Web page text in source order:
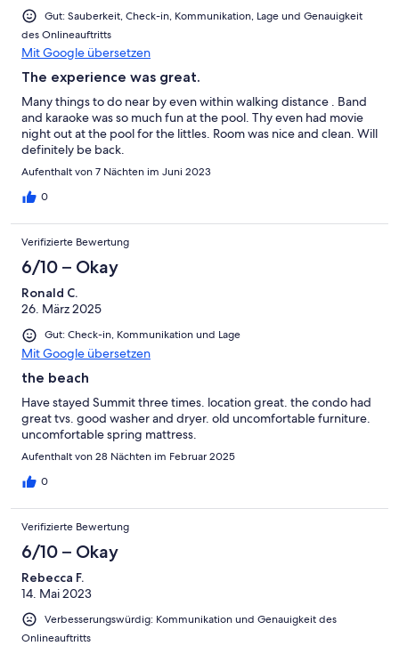
Gut: Sauberkeit, Check-in, Kommunikation, Lage und Genauigkeit
des Onlineauftritts
Mit Google übersetzen
The experience was great.
Many things to do near by even within walking distance . Band
and karaoke was so much fun at the pool. Thy even had movie
night out at the pool for the littles. Room was nice and clean. Will
definitely be back.
Aufenthalt von 7 Nächten im Juni 2023
0
Verifizierte Bewertung
6/10 – Okay
Ronald C.
26. März 2025
Gut: Check-in, Kommunikation und Lage
Mit Google übersetzen
the beach
Have stayed Summit three times. location great. the condo had
great tvs. good washer and dryer. old uncomfortable furniture.
uncomfortable spring mattress.
Aufenthalt von 28 Nächten im Februar 2025
0
Verifizierte Bewertung
6/10 – Okay
Rebecca F.
14. Mai 2023
Verbesserungswürdig: Kommunikation und Genauigkeit des
Onlineauftritts